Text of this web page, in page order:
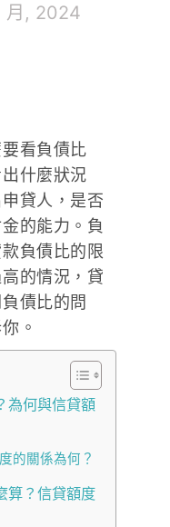
月, 2024
看負債比
什麼狀況
貸人，是否
的能力。負
負債比的限
的情況，貸
債比的問
。
為何與信貸額
的關係為何？
算？信貸額度